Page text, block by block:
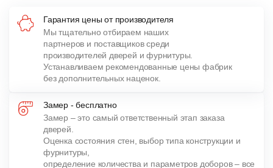
Гарантия цены от производителя
Мы тщательно отбираем наших
партнеров и поставщиков среди
производителей дверей и фурнитуры.
Устанавливаем рекомендованные цены фабрик
без дополнительных наценок.
Замер - бесплатно
Замер – это самый ответственный этап заказа
дверей.
Оценка состояния стен, выбор типа конструкции и
фурнитуры,
определение количества и параметров доборов – все